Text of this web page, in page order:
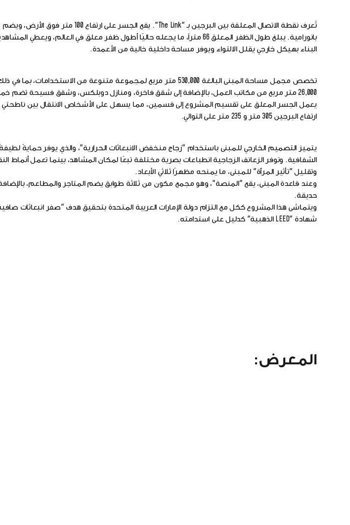
بانورامية. يبلغ طول الظفر المعلق 66 متراً، ما يجعله حاليًا أطول ظفر معلق في
البناء بهيكل خارجي يقلل الالتواء ويوفر مساحة داخلية خالية من الأعمدة.
26,000 متر مربع من مكاتب العمل، بالإضافة إلى شقق فاخرة، ومنازل دوبلكس، وشقق فسيحة تضم خمس غرف نوم.
يعمل الجسر المعلق على تقسيم المشروع إلى قسمين، مما يسهل على الأشخاص الانتقال بين ناطحتي
ارتفاع البرجين 305 متر و 235 متر على التوالي.
يتميز التصميم الخارجي للمبنى باستخدام "زجاج منخفض الانبعاثات الحرارية"، والذي يوفر حمايةً
الشفافية. وتوفر الزعانف الزجاجية انطباعات بصرية مختلفة تبعًا لمكان المشاهد، بينما تعمل أنماط
وتقليل "تأثير المرآة" للمبنى، ما يمنحه مظهرًا ثلاثي الأبعاد.
وعند قاعدة المبنى، يقع "المنصة"، وهو مجمع مكون من ثلاثة طوابق يضم المتاجر والمطاعم،
حديقة.
شهادة "LEED الذهبية" كدليل على استدامته.
المعرض: